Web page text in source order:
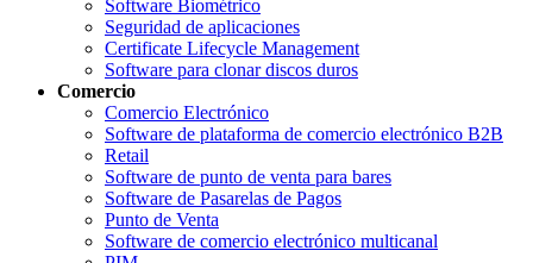
Software Biométrico
Seguridad de aplicaciones
Certificate Lifecycle Management
Software para clonar discos duros
Comercio
Comercio Electrónico
Software de plataforma de comercio electrónico B2B
Retail
Software de punto de venta para bares
Software de Pasarelas de Pagos
Punto de Venta
Software de comercio electrónico multicanal